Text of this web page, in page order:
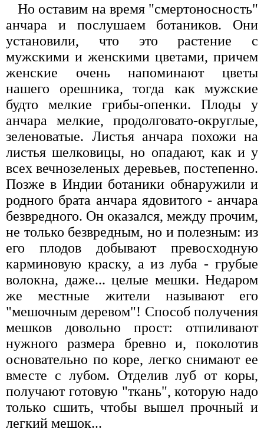
Но оставим на время "смертоносность"
анчара и послушаем ботаников. Они
установили, что это растение с
мужскими и женскими цветами, причем
женские очень напоминают цветы
нашего орешника, тогда как мужские
будто мелкие грибы-опенки. Плоды у
анчара мелкие, продолговато-округлые,
зеленоватые. Листья анчара похожи на
листья шелковицы, но опадают, как и у
всех вечнозеленых деревьев, постепенно.
Позже в Индии ботаники обнаружили и
родного брата анчара ядовитого - анчара
безвредного. Он оказался, между прочим,
не только безвредным, но и полезным: из
его плодов добывают превосходную
карминовую краску, а из луба - грубые
волокна, даже... целые мешки. Недаром
же местные жители называют его
"мешочным деревом"! Способ получения
мешков довольно прост: отпиливают
нужного размера бревно и, поколотив
основательно по коре, легко снимают ее
вместе с лубом. Отделив луб от коры,
получают готовую "ткань", которую надо
только сшить, чтобы вышел прочный и
легкий мешок...